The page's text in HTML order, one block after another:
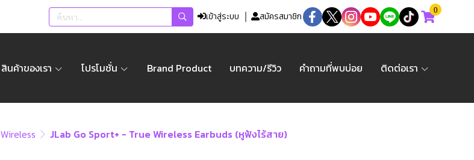
เข้าสู่ระบบ สมัครสมาชิก
0
สินค้าของเรา โปรโมชั่น Brand Product บทความ/รีวิว คำถามที่พบบ่อย ติดต่อเรา
Wireless JLab Go Sport+ - True Wireless Earbuds (หูฟังไร้สาย)